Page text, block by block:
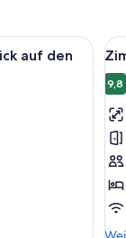
Bett und Schlafsofa,
auf den
Alle
1
9,8